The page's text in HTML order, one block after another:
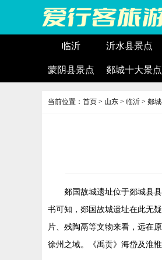
临沂 沂水县景点
蒙阴县景点 郯城十大景
当前位置： 首页 > 山东 > 临沂 > 郯
郯国故城遗址位于郯城县
书可知，郯国故城遗址在此无
片、残陶鬲等文物来看，远在
徐州之域。《禹贡》海岱及淮